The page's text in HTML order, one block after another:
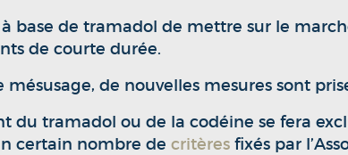
base de tramadol de mettre sur le
de courte durée.
de nouvelles mesures sont
du tramadol ou de la codéine se fera
certain nombre de critères fixés par